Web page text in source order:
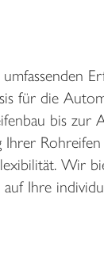
für die
bis zur
Wir
Ihre